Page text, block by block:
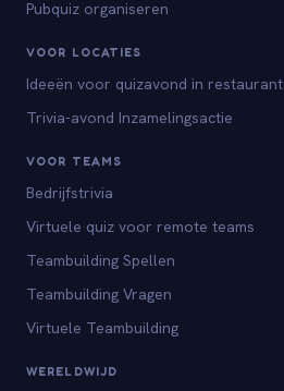
Pubquiz organiseren
VOOR LOCATIES
Ideeën voor quizavond in restaurant
Trivia-avond Inzamelingsactie
VOOR TEAMS
Bedrijfstrivia
Virtuele quiz voor remote teams
Teambuilding Spellen
Teambuilding Vragen
Virtuele Teambuilding
WERELDWIJD